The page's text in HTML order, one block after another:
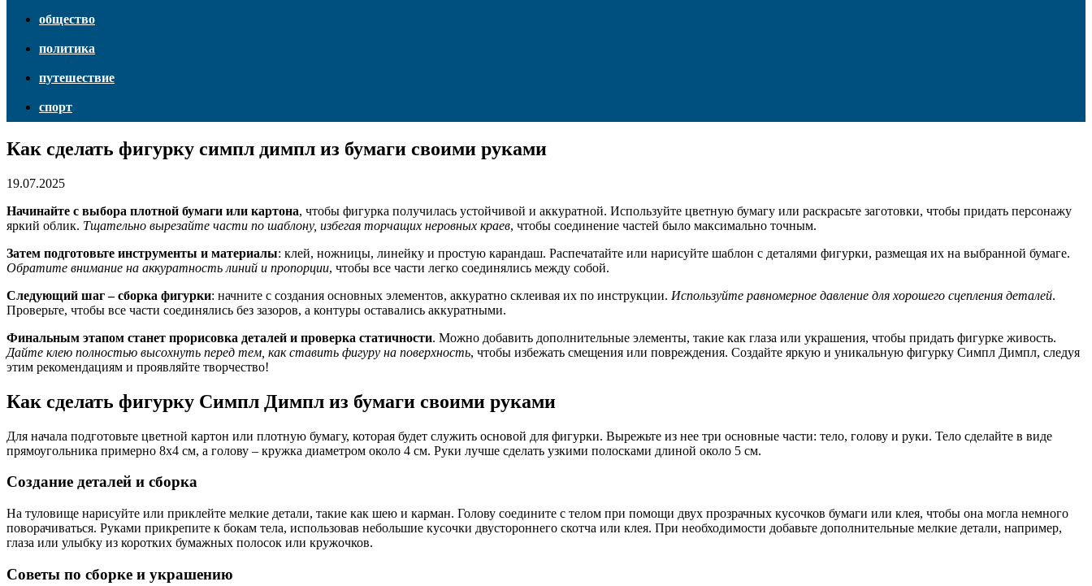
общество
политика
путешествие
спорт
Как сделать фигурку симпл димпл из бумаги своими руками
19.07.2025
Начинайте с выбора плотной бумаги или картона, чтобы фигурка получилась устойчивой и аккуратной. Используйте цветную бумагу или раскрасьте заготовки, чтобы придать персонажу
яркий облик. Тщательно вырезайте части по шаблону, избегая торчащих неровных краев, чтобы соединение частей было максимально точным.
Затем подготовьте инструменты и материалы: клей, ножницы, линейку и простую карандаш. Распечатайте или нарисуйте шаблон с деталями фигурки, размещая их на выбранной бумаге.
Обратите внимание на аккуратность линий и пропорции, чтобы все части легко соединялись между собой.
Следующий шаг – сборка фигурки: начните с создания основных элементов, аккуратно склеивая их по инструкции. Используйте равномерное давление для хорошего сцепления деталей.
Проверьте, чтобы все части соединялись без зазоров, а контуры оставались аккуратными.
Финальным этапом станет прорисовка деталей и проверка статичности. Можно добавить дополнительные элементы, такие как глаза или украшения, чтобы придать фигурке живость.
Дайте клею полностью высохнуть перед тем, как ставить фигуру на поверхность, чтобы избежать смещения или повреждения. Создайте яркую и уникальную фигурку Симпл Димпл, следуя
этим рекомендациям и проявляйте творчество!
Как сделать фигурку Симпл Димпл из бумаги своими руками
Для начала подготовьте цветной картон или плотную бумагу, которая будет служить основой для фигурки. Вырежьте из нее три основные части: тело, голову и руки. Тело сделайте в виде
прямоугольника примерно 8х4 см, а голову – кружка диаметром около 4 см. Руки лучше сделать узкими полосками длиной около 5 см.
Создание деталей и сборка
На туловище нарисуйте или приклейте мелкие детали, такие как шею и карман. Голову соедините с телом при помощи двух прозрачных кусочков бумаги или клея, чтобы она могла немного
поворачиваться. Руками прикрепите к бокам тела, использовав небольшие кусочки двустороннего скотча или клея. При необходимости добавьте дополнительные мелкие детали, например,
глаза или улыбку из коротких бумажных полосок или кружочков.
Советы по сборке и украшению